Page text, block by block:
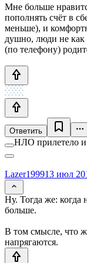
Мне больше
пополнять счёт в
меньше), и
душно, люди не как
(по телефону)
Ответить
НЛО прилетело и
Lazer199913 июл
Ну. Тогда же: когда
больше.
В том смысле, что
напрягаются.